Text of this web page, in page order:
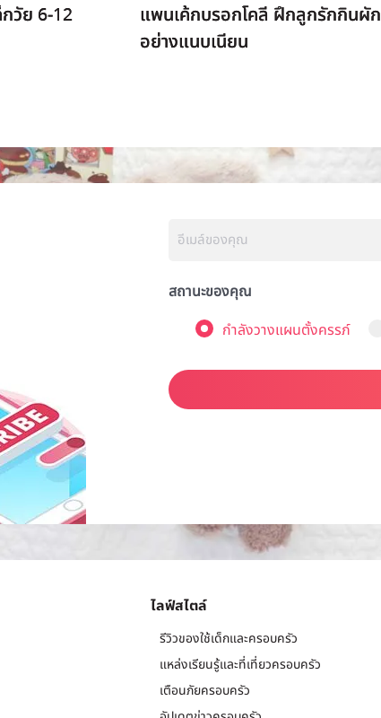
กวัย 6-12
แพนเค้กบรอกโคลี ฝึกลูกรักกินผัก
อย่างแนบเนียน
สถานะของคุณ
กำลังวางแผนตั้งครรภ์
ไลฟ์สไตล์
รีวิวของใช้เด็กและครอบครัว
แหล่งเรียนรู้และที่เที่ยวครอบครัว
เตือนภัยครอบครัว